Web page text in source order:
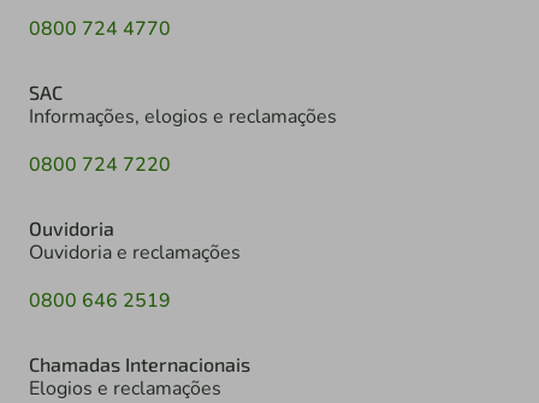
0800 724 4770
SAC
Informações, elogios e reclamações
0800 724 7220
Ouvidoria
Ouvidoria e reclamações
0800 646 2519
Chamadas Internacionais
Elogios e reclamações